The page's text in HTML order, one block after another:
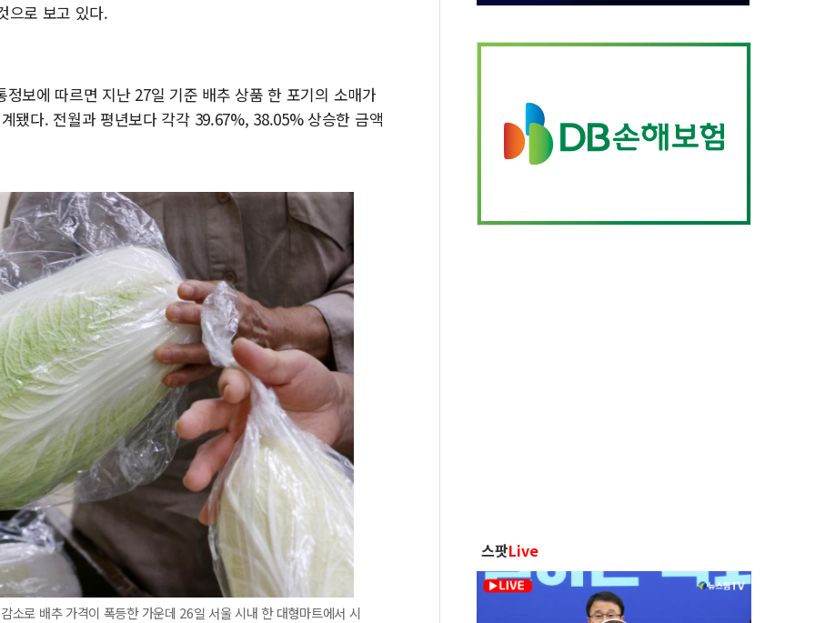
으로 보고 있다.
보에 따르면 지난 27일 기준 배추 상품 한 포기의 소매가
됐다. 전월과 평년보다 각각 39.67%, 38.05% 상승한 금액
소로 배추 가격이 폭등한 가운데 26일 서울 시내 한 대형마트에서 시
스팟Live